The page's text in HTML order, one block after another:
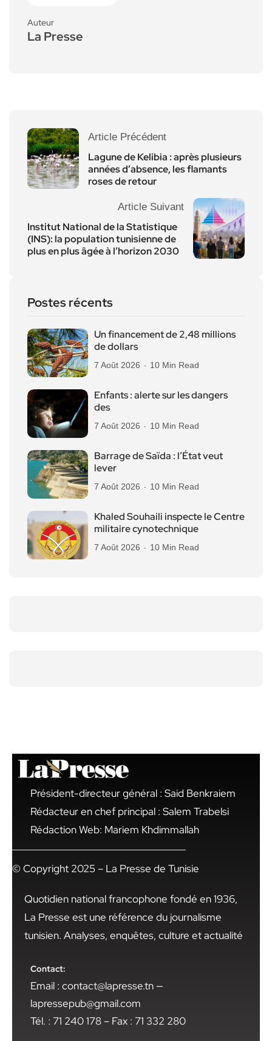
Auteur
La Presse
Article Précédent
Lagune de Kelibia : après plusieurs
années d’absence, les flamants
roses de retour
Article Suivant
Institut National de la Statistique
(INS): la population tunisienne de
plus en plus âgée à l’horizon 2030
Postes récents
Un financement de 2,48 millions
de dollars
7 Août 2026 10 Min Read
Enfants : alerte sur les dangers
des
7 Août 2026 10 Min Read
Barrage de Saïda : l’État veut
lever
7 Août 2026 10 Min Read
Khaled Souhaili inspecte le Centre
militaire cynotechnique
7 Août 2026 10 Min Read
Président-directeur général : Said Benkraiem
Rédacteur en chef principal : Salem Trabelsi
Rédaction Web: Mariem Khdimmallah
© Copyright 2025 – La Presse de Tunisie
Quotidien national francophone fondé en 1936,
La Presse est une référence du journalisme
tunisien. Analyses, enquêtes, culture et actualité
Contact:
Email : contact@lapresse.tn —
lapressepub@gmail.com
Tél. : 71 240 178 – Fax : 71 332 280